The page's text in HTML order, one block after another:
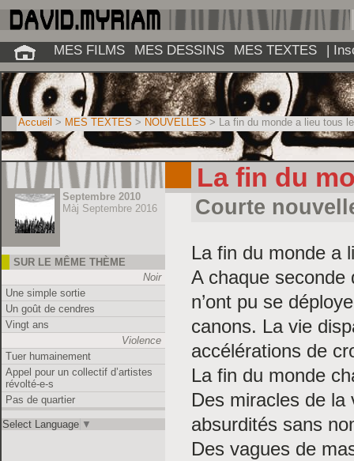
Septembre 2010
Màj Septembre 2016
SUR LE MÊME THÈME
Noir
Une simple sortie
Un goût de cendres
Vingt ans
Violence
Tuer humainement
Appel pour un collectif d’artistes
révolté-e-s
Pas de quartier
Select Language ▼
La fin du
Courte
La fin du monde a
A chaque
n’ont pu se
canons. La vie
accélérations de
La fin du monde
Des miracles de
absurdités sans
Des vagues de
Accueil > MES TEXTES > NOUVELLES > La fin du monde a lieu tous
MES FILMS MES DESSINS MES TEXTES |